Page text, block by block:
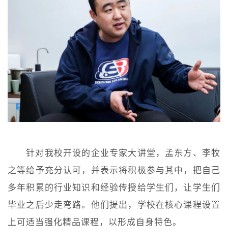
针对我校开设的企业专家大讲堂，孟东方、李牧
之等给予充分认可，并表示将积极参与其中，把自己
多年积累的行业知识和经验传授给学生们，让学生们
毕业之后少走弯路。他们提出，学校在核心课程设置
上可适当强化精品课程，以形成自身特色。